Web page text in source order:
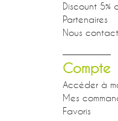
Discount 5%
Partenaires
Nous
Compte
Accéder à
Mes
Favoris